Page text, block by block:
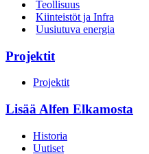
Teollisuus
Kiinteistöt ja Infra
Uusiutuva energia
Projektit
Projektit
Lisää Alfen Elkamosta
Historia
Uutiset